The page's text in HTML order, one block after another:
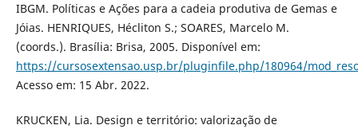
IBGM. Políticas e Ações para a cadeia produtiva de Gemas e
Jóias. HENRIQUES, Hécliton S.; SOARES, Marcelo M.
(coords.). Brasília: Brisa, 2005. Disponível em:
https://cursosextensao.usp.br/pluginfile.php/180964/
Acesso em: 15 Abr. 2022.
KRUCKEN, Lia. Design e território: valorização de